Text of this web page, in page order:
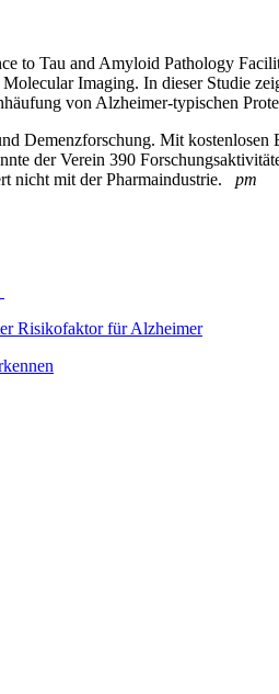
to Tau and Amyloid Pathology
Imaging. In dieser Studie
von Alzheimer-typischen
Demenzforschung. Mit kostenlosen
der Verein 390
nicht mit der Pharmaindustrie. pm
Risikofaktor für Alzheimer